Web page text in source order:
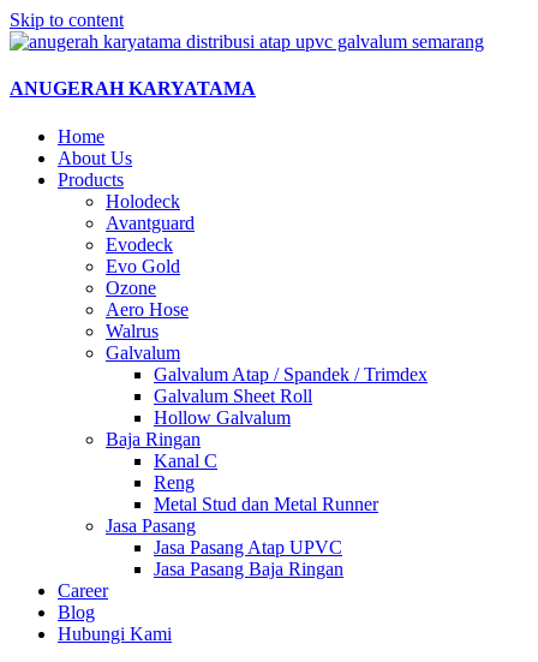
Skip to content
ANUGERAH KARYATAMA
Home
About Us
Products
Holodeck
Avantguard
Evodeck
Evo Gold
Ozone
Aero Hose
Walrus
Galvalum
Galvalum Atap / Spandek / Trimdex
Galvalum Sheet Roll
Hollow Galvalum
Baja Ringan
Kanal C
Reng
Metal Stud dan Metal Runner
Jasa Pasang
Jasa Pasang Atap UPVC
Jasa Pasang Baja Ringan
Career
Blog
Hubungi Kami